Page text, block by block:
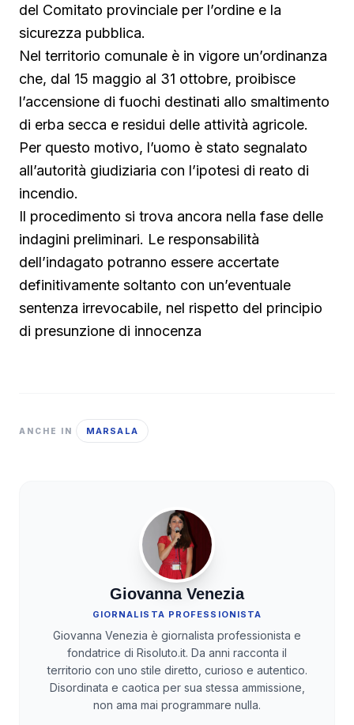
del Comitato provinciale per l’ordine e la
sicurezza pubblica.
Nel territorio comunale è in vigore un’ordinanza
che, dal 15 maggio al 31 ottobre, proibisce
l’accensione di fuochi destinati allo smaltimento
di erba secca e residui delle attività agricole.
Per questo motivo, l’uomo è stato segnalato
all’autorità giudiziaria con l’ipotesi di reato di
incendio.
Il procedimento si trova ancora nella fase delle
indagini preliminari. Le responsabilità
dell’indagato potranno essere accertate
definitivamente soltanto con un’eventuale
sentenza irrevocabile, nel rispetto del principio
di presunzione di innocenza
ANCHE IN MARSALA
Giovanna Venezia
GIORNALISTA PROFESSIONISTA
Giovanna Venezia è giornalista professionista e
fondatrice di Risoluto.it. Da anni racconta il
territorio con uno stile diretto, curioso e autentico.
Disordinata e caotica per sua stessa ammissione,
non ama mai programmare nulla.